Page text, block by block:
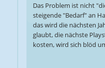
Das Problem ist nicht
steigende "Bedarf" an
das wird die nächsten
glaubt, die nächste
kosten, wird sich blöd